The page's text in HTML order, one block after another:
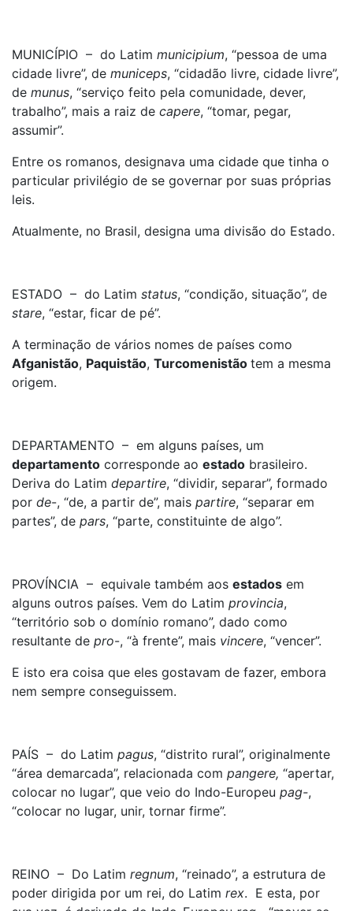
MUNICÍPIO – do Latim municipium, “pessoa de uma
cidade livre”, de municeps, “cidadão livre, cidade livre”,
de munus, “serviço feito pela comunidade, dever,
trabalho”, mais a raiz de capere, “tomar, pegar,
assumir”.
Entre os romanos, designava uma cidade que tinha o
particular privilégio de se governar por suas próprias
leis.
Atualmente, no Brasil, designa uma divisão do Estado.
ESTADO – do Latim status, “condição, situação”, de
stare, “estar, ficar de pé”.
A terminação de vários nomes de países como
Afganistão, Paquistão, Turcomenistão tem a mesma
origem.
DEPARTAMENTO – em alguns países, um
departamento corresponde ao estado brasileiro.
Deriva do Latim departire, “dividir, separar”, formado
por de-, “de, a partir de”, mais partire, “separar em
partes”, de pars, “parte, constituinte de algo”.
PROVÍNCIA – equivale também aos estados em
alguns outros países. Vem do Latim provincia,
“território sob o domínio romano”, dado como
resultante de pro-, “à frente”, mais vincere, “vencer”.
E isto era coisa que eles gostavam de fazer, embora
nem sempre conseguissem.
PAÍS – do Latim pagus, “distrito rural”, originalmente
“área demarcada”, relacionada com pangere, “apertar,
colocar no lugar”, que veio do Indo-Europeu pag-,
“colocar no lugar, unir, tornar firme”.
REINO – Do Latim regnum, “reinado”, a estrutura de
poder dirigida por um rei, do Latim rex. E esta, por